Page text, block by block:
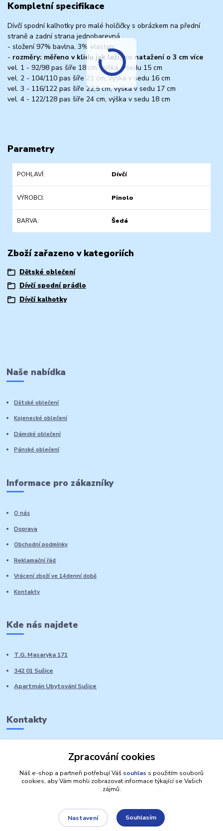
Kompletní specifikace
Dívčí spodní kalhotky pro malé holčičky s obrázkem na přední
straně a zadní strana jednobarevná
- složení 97% bavlna, 3% elastan
- rozměry: měřeno v klidu jak leží, po natažení o 3 cm více
vel. 1 - 92/98 pas šíře 18 cm, výška v sedu 15 cm
vel. 2 - 104/110 pas šíře 21 cm, výška v sedu 16 cm
vel. 3 - 116/122 pas šíře 22,5 cm, výška v sedu 17 cm
vel. 4 - 122/128 pas šíře 24 cm, výška v sedu 18 cm
Parametry
POHLAVÍ Dívčí
VÝROBCI Pinolo
BARVA Šedá
Zboží zařazeno v kategoriích
Dětské oblečení
Dívčí spodní prádlo
Dívčí kalhotky
Naše nabídka
Dětské oblečení
Kojenecké oblečení
Dámské oblečení
Pánské oblečení
Informace pro zákazníky
O nás
Doprava
Obchodní podmínky
Reklamační řád
Vrácení zboží ve 14denní době
Kontakty
Kde nás najdete
T.G. Masaryka 171
342 01 Sušice
Apartmán Ubytování Sušice
Kontakty
Zpracování cookies
Náš e-shop a partneři potřebují Váš souhlas s použitím souborů
cookies, aby Vám mohli zobrazovat informace týkající se Vašich
zájmů.
Nastavení Souhlasím